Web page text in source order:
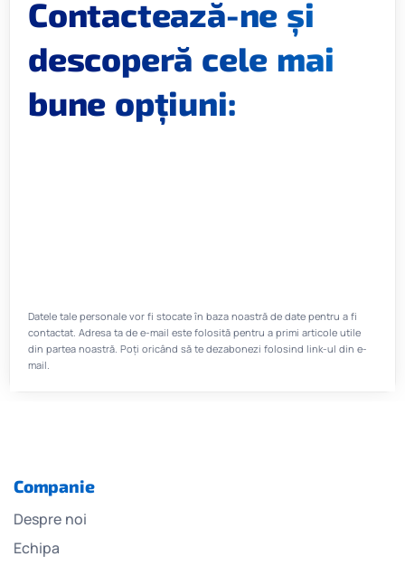
Contactează-ne și
descoperă cele mai
bune opțiuni:
Datele tale personale vor fi stocate în baza noastră de date pentru a fi
contactat. Adresa ta de e-mail este folosită pentru a primi articole utile
din partea noastră. Poți oricând să te dezabonezi folosind link-ul din e-
mail.
Companie
Despre noi
Echipa